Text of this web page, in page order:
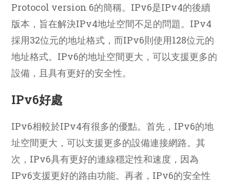
Protocol version 6的簡稱。IPv6是IPv4的後續
版本，旨在解決IPv4地址空間不足的問題。IPv4
採用32位元的地址格式，而IPv6則使用128位元的
地址格式。IPv6的地址空間更大，可以支援更多的
設備，且具有更好的安全性。
IPv6好處
IPv6相較於IPv4有很多的優點。首先，IPv6的地
址空間更大，可以支援更多的設備連接網路。其
次，IPv6具有更好的連線穩定性和速度，因為
IPv6支援更好的路由功能。再者，IPv6的安全性